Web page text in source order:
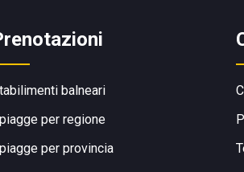
balneari
per regione
per provincia